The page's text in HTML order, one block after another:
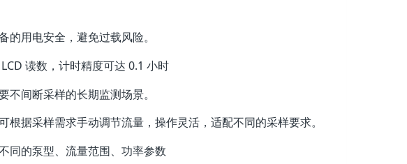
用电安全，避免过载风险。
读数，计时精度可达 0.1 小时
间断采样的长期监测场景。
据采样需求手动调节流量，操作灵活，适配不同的采样要求。
的泵型、流量范围、功率参数